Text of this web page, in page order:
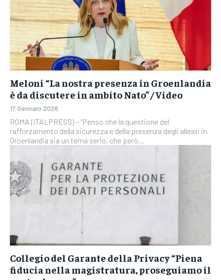
Meloni “La nostra presenza in Groenlandia
è da discutere in ambito Nato” / Video
17 Gennaio 2026
ROMA (ITALPRESS) – “Penso che la questione del
rafforzamento della sicurezza e della presenza degli alleati in
Groenlandia sia un tema serio, che però...
Collegio del Garante della Privacy “Piena
fiducia nella magistratura, proseguiamo il